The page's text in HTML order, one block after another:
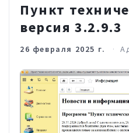
Пункт
версия 3.2.9.3
26 февраля 2025 г.